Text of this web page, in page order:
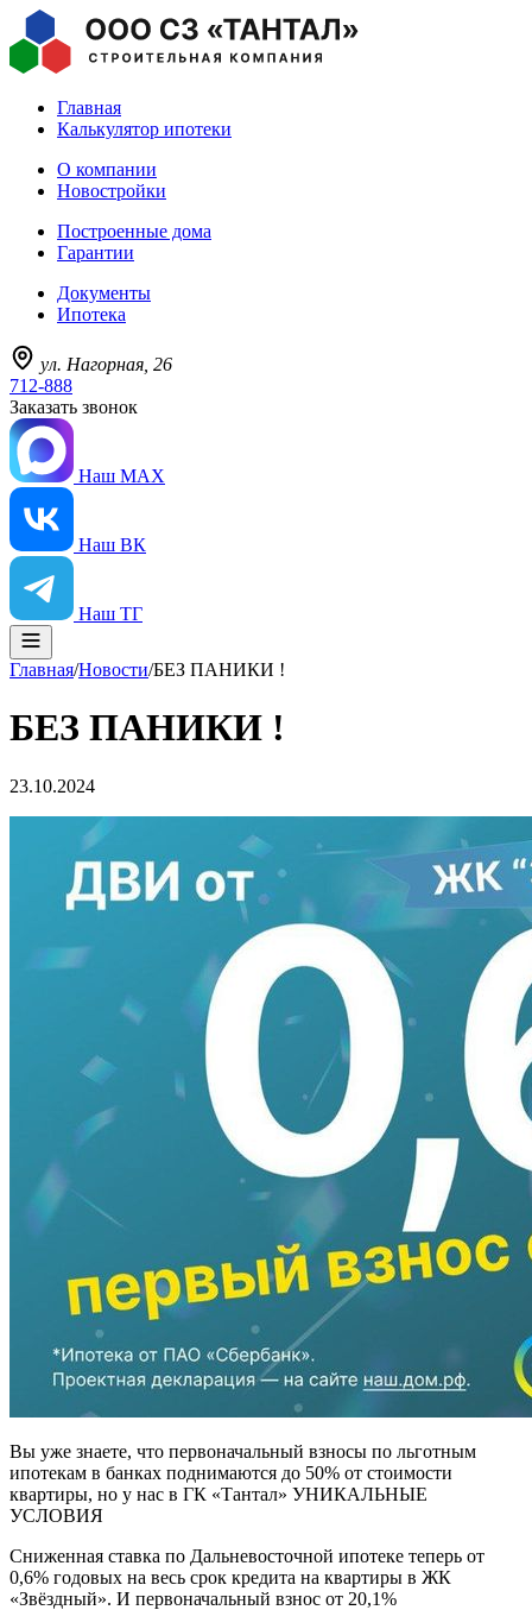
Главная
Калькулятор ипотеки
О компании
Новостройки
Построенные дома
Гарантии
Документы
Ипотека
ул. Нагорная, 26
712-888
Заказать звонок
Наш MAX
Наш ВК
Наш ТГ
Главная/Новости/БЕЗ ПАНИКИ !
БЕЗ ПАНИКИ !
23.10.2024
Вы уже знаете, что первоначальный взносы по льготным
ипотекам в банках поднимаются до 50% от стоимости
квартиры, но у нас в ГК «Тантал» УНИКАЛЬНЫЕ
УСЛОВИЯ
Сниженная ставка по Дальневосточной ипотеке теперь от
0,6% годовых на весь срок кредита на квартиры в ЖК
«Звёздный». И первоначальный взнос от 20,1%